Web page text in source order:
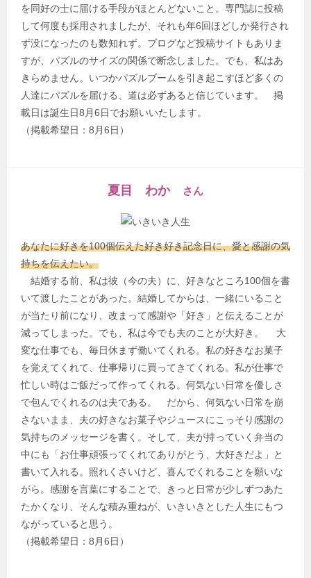
を同好の士に届ける手段がほとんどないこと。専門誌に投稿
して何度も採用されましたが、それも年6回ほどしか発行され
ず没になったのも数知れず。ブログなど投稿サイトもありま
すが、パズルのサイズの関係で断念しました。でも、私はあ
きらめません。いつかパズルブームを引き起こすほど多くの
人達にパズルを届ける、道は必ずあると信じています。 掲
載日は誕生日8月6日でお願いいたします。
（掲載希望日：8月6日）
夏目 わか さん
あなたに好きを100個伝えた好き好き記念日に、愛と感謝の気
持ちを伝えたい。
結婚する前、私は彼（今の夫）に、好きなところ100個を書
いて渡したことがあった。結婚してからは、一緒にいること
が当たり前になり、改まって感謝や「好き」と伝えることが
減ってしまった。でも、私は今でも夫のことが大好き。 大
変な仕事でも、毎日休まず働いてくれる。私の好きなお菓子
を覚えてくれて、仕事帰りに買ってきてくれる。私が仕事で
忙しい時はご飯だって作ってくれる。何気ない日常を優しさ
で包んでくれるのは夫である。 だから、何気ない日常を崩
さないまま、夫の好きなお菓子やジュースにこっそり感謝の
気持ちのメッセージを書く。そして、夫が持っていく弁当の
中にも「お仕事頑張ってくれてありがとう、大好きだよ」と
書いて入れる。照れくさいけど、喜んでくれることを願いな
がら。感謝を言葉にすることで、きっと日常が少しずつあた
たかくなり、そんな積み重ねが、いきいきとした人生にもつ
ながっていると思う。
（掲載希望日：8月6日）